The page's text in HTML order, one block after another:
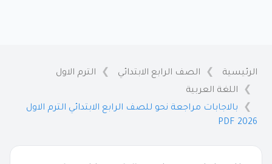
الرئيسية الصف الرابع الابتدائي
الترم الاول
اللغة العربية
بالاجابات مراجعة نحو للصف الرابع الابتدائي الترم الاول
2026 PDF